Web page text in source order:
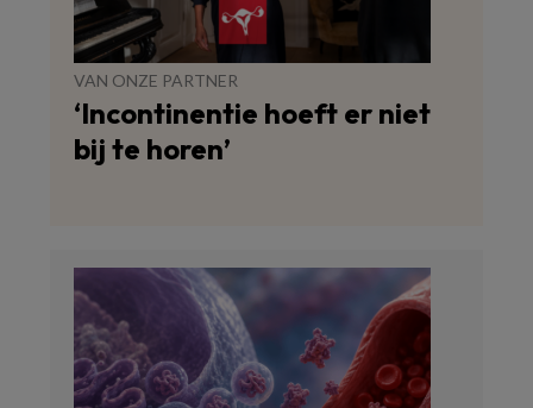
VAN ONZE PARTNER
‘Incontinentie hoeft er niet
bij te horen’